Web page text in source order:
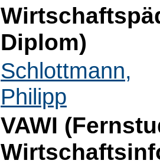
Diplom)
Schlottmann,
Philipp
VAWI